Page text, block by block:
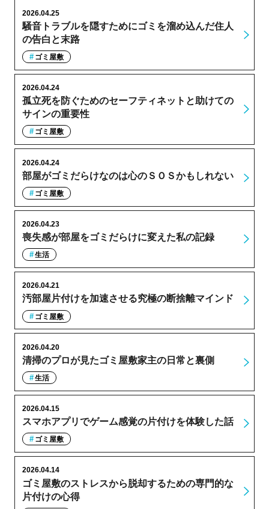
騒音トラブルを隠すためにゴミを溜め込んだ住人
の告白と末路
2026.04.25
ゴミ屋敷
孤立死を防ぐためのセーフティネットと助けての
サインの重要性
2026.04.24
ゴミ屋敷
部屋がゴミだらけなのは心のＳＯＳかもしれない
2026.04.24
ゴミ屋敷
喪失感が部屋をゴミだらけに変えた私の記録
2026.04.23
生活
汚部屋片付けを加速させる究極の断捨離マインド
2026.04.21
ゴミ屋敷
清掃のプロが見たゴミ屋敷家主の日常と裏側
2026.04.20
生活
スマホアプリでゲーム感覚の片付けを体験した話
2026.04.15
ゴミ屋敷
ゴミ屋敷のストレスから脱却するための専門的な
片付けの心得
2026.04.14